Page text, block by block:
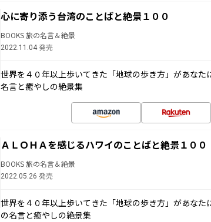
心に寄り添う台湾のことばと絶景１００
BOOKS 旅の名言＆絶景
2022.11.04 発売
世界を４０年以上歩いてきた「地球の歩き方」があな
名言と癒やしの絶景集
ＡＬＯＨＡを感じるハワイのことばと絶景１００
BOOKS 旅の名言＆絶景
2022.05.26 発売
世界を４０年以上歩いてきた「地球の歩き方」があなた
の名言と癒やしの絶景集